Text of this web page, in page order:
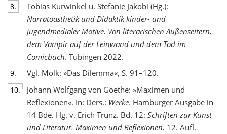
8.
Tobias Kurwinkel u. Stefanie Jakobi (Hg.):
Narratoästhetik und Didaktik kinder- und
jugendmedialer Motive. Von literarischen Außenseitern,
dem Vampir auf der Leinwand und dem Tod im
Comicbuch. Tübingen 2022.
9. Vgl. Mölk: »Das Dilemma«, S. 91–120.
10.
Johann Wolfgang von Goethe: »Maximen und
Reflexionen«. In: Ders.: Werke. Hamburger Ausgabe in
14 Bde. Hg. v. Erich Trunz. Bd. 12: Schriften zur Kunst
und Literatur. Maximen und Reflexionen. 12. Aufl.